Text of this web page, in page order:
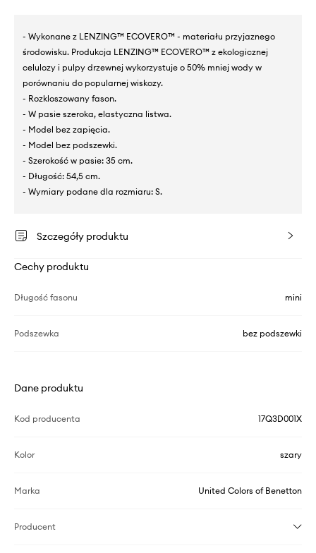
- Wykonane z LENZING™ ECOVERO™ - materiału przyjaznego
środowisku. Produkcja LENZING™ ECOVERO™ z ekologicznej
celulozy i pulpy drzewnej wykorzystuje o 50% mniej wody w
porównaniu do popularnej wiskozy.
- Rozkloszowany fason.
- W pasie szeroka, elastyczna listwa.
- Model bez zapięcia.
- Model bez podszewki.
- Szerokość w pasie: 35 cm.
- Długość: 54,5 cm.
- Wymiary podane dla rozmiaru: S.
Szczegóły produktu
Cechy produktu
Długość fasonu mini
Podszewka bez podszewki
Dane produktu
Kod producenta 17Q3D001X
Kolor szary
Marka United Colors of Benetton
Producent